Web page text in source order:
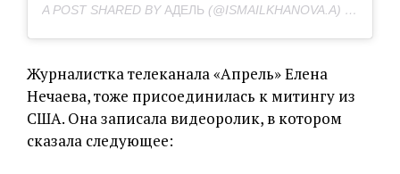
A POST SHARED BY АДЕЛЬ (@ISMAILKHANOVA.A) ON
Журналистка телеканала «Апрель» Елена
Нечаева, тоже присоединилась к митингу из
США. Она записала видеоролик, в котором
сказала следующее: